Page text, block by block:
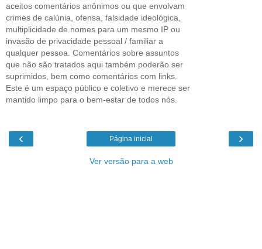
aceitos comentários anônimos ou que envolvam
crimes de calúnia, ofensa, falsidade ideológica,
multiplicidade de nomes para um mesmo IP ou
invasão de privacidade pessoal / familiar a
qualquer pessoa. Comentários sobre assuntos
que não são tratados aqui também poderão ser
suprimidos, bem como comentários com links.
Este é um espaço público e coletivo e merece ser
mantido limpo para o bem-estar de todos nós.
‹ ›
Página inicial
Ver versão para a web